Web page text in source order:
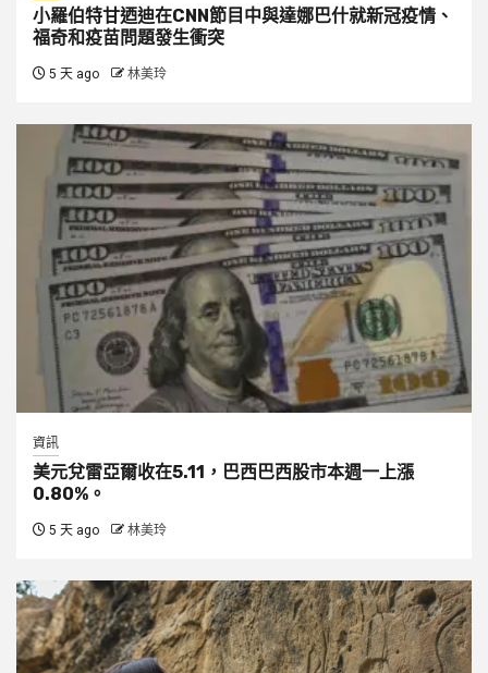
小羅伯特甘迺迪在CNN節目中與達娜巴什就新冠疫情、
福奇和疫苗問題發生衝突
5 天 ago 林美玲
資訊
美元兌雷亞爾收在5.11，巴西巴西股市本週一上漲
0.80%。
5 天 ago 林美玲